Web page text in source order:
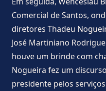
Comercial de Santos,
diretores Thadeu
José Martiniano
houve um brinde com
Nogueira fez um
presidente pelos